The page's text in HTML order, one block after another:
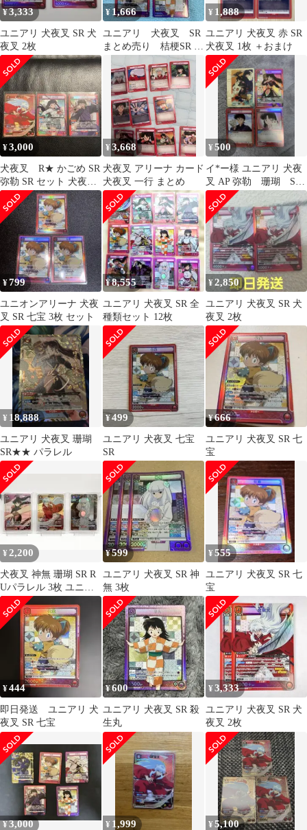
¥3,333
ユニアリ 犬夜叉 SR 犬
夜叉 2枚
¥ 1,666
ユニアリ 犬夜叉 SR
まとめ売り 桔梗SR 七
宝SR 鋼牙SR りんSR
¥ 1,888
ユニアリ 犬夜叉 赤 SR
犬夜叉 1枚 ＋おまけ
¥3,000
犬夜叉 R★ かごめ SR
弥勒 SR セット 犬夜
叉 パラレル
¥3,668
犬夜叉 アリーナ カード
犬夜叉 一行 まとめ
¥500
イ*ー様 ユニアリ 犬夜
叉 AP 弥勒 珊瑚 SR
R
¥799
ユニオンアリーナ 犬夜
叉 SR 七宝 3枚 セット
¥8,555
ユニアリ 犬夜叉 SR 全
種類セット 12枚
¥2,850
ユニアリ 犬夜叉 SR 犬
夜叉 2枚
¥ 18,888
ユニアリ 犬夜叉 珊瑚
SR★★ パラレル
¥499
ユニアリ 犬夜叉 七宝
SR
¥666
ユニアリ 犬夜叉 SR 七
宝
¥2,200
犬夜叉 神無 珊瑚 SR R
Uパラレル 3枚 ユニオ
ンアリーナ ユニアリ
¥599
ユニアリ 犬夜叉 SR 神
無 3枚
¥555
ユニアリ 犬夜叉 SR 七
宝
¥444
即日発送 ユニアリ 犬
夜叉 SR 七宝
¥600
ユニアリ 犬夜叉 SR 殺
生丸
¥3,333
ユニアリ 犬夜叉 SR 犬
夜叉 2枚
¥3,000 ¥ 1,999 ¥5,100